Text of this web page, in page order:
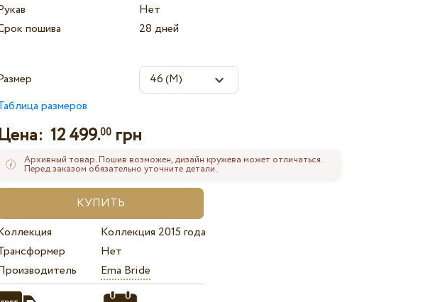
Нет
пошива
28 дней
размеров
Цена:12 499.00 грн
Архивный товар. Пошив возможен, дизайн кружева может отличаться.
Перед заказом обязательно уточните детали.
Коллекция 2015 года
Нет
Ema Bride